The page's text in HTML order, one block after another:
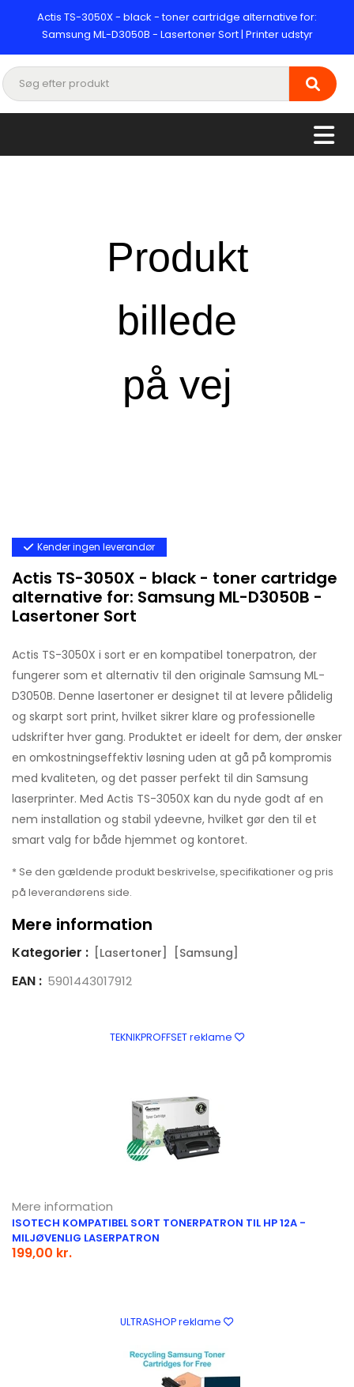
Actis TS-3050X - black - toner cartridge alternative for:
Samsung ML-D3050B - Lasertoner Sort | Printer udstyr
Kender ingen leverandør
Actis TS-3050X - black - toner cartridge
alternative for: Samsung ML-D3050B -
Lasertoner Sort
Actis TS-3050X i sort er en kompatibel tonerpatron, der
fungerer som et alternativ til den originale Samsung ML-
D3050B. Denne lasertoner er designet til at levere pålidelig
og skarpt sort print, hvilket sikrer klare og professionelle
udskrifter hver gang. Produktet er ideelt for dem, der ønsker
en omkostningseffektiv løsning uden at gå på kompromis
med kvaliteten, og det passer perfekt til din Samsung
laserprinter. Med Actis TS-3050X kan du nyde godt af en
nem installation og stabil ydeevne, hvilket gør den til et
smart valg for både hjemmet og kontoret.
* Se den gældende produkt beskrivelse, specifikationer og pris
på leverandørens side.
Mere information
Kategorier : [Lasertoner] [Samsung]
EAN : 5901443017912
TEKNIKPROFFSET reklame
Mere information
ISOTECH KOMPATIBEL SORT TONERPATRON TIL HP 12A -
MILJØVENLIG LASERPATRON
199,00 kr.
ULTRASHOP reklame